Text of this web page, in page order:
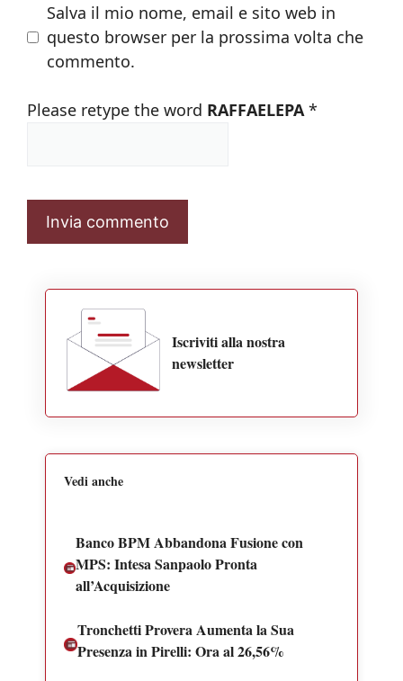
Salva il mio nome, email e sito web in
questo browser per la prossima volta che
commento.
Please retype the word RAFFAELEPA *
Iscriviti alla nostra
newsletter
Vedi anche
Banco BPM Abbandona Fusione con
MPS: Intesa Sanpaolo Pronta
all’Acquisizione
Tronchetti Provera Aumenta la Sua
Presenza in Pirelli: Ora al 26,56%